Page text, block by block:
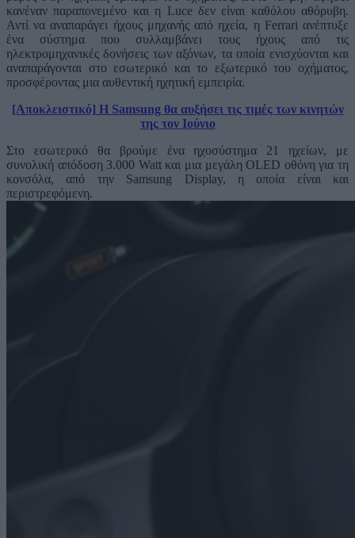
κανέναν παραπονεμένο και η Luce δεν είναι καθόλου αθόρυβη.
Αντί να αναπαράγει ήχους μηχανής από ηχεία, η Ferrari ανέπτυξε
ένα σύστημα που συλλαμβάνει τους ήχους από τις
ηλεκτρομηχανικές δονήσεις των αξόνων, τα οποία ενισχύονται και
αναπαράγονται στο εσωτερικό και το εξωτερικό του οχήματος,
προσφέροντας μια αυθεντική ηχητική εμπειρία.
[Αποκλειστικό] H Samsung θα αυξήσει τις τιμές των κινητών
της τον Ιούνιο
Στο εσωτερικό θα βρούμε ένα ηχοσύστημα 21 ηχείων, με
συνολική απόδοση 3.000 Watt και μια μεγάλη OLED οθόνη για τη
κονσόλα, από την Samsung Display, η οποία είναι και
περιστρεφόμενη.